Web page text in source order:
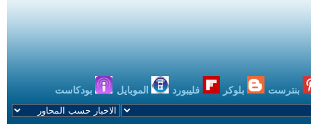
بنترست بلوكر فليبورد الموبايل بودكاست